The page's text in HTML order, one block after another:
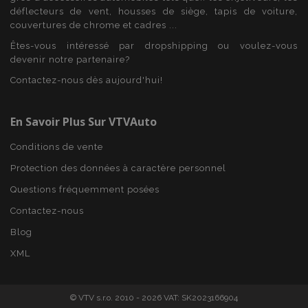
déflecteurs de vent, housses de siège, tapis de voiture,
couvertures de chrome et cadres ...
Êtes-vous intéressé par dropshipping ou voulez-vous
devenir notre partenaire?
Contactez-nous dès aujourd'hui!
En Savoir Plus Sur VTVAuto
Conditions de vente
Protection des données à caractère personnel
Questions fréquemment posées
Contactez-nous
Blog
XML
© VTV s.r.o. 2010 - 2026 VAT: SK2023166904
Nom
Fournisseur/
mage-cache-sessid
Adobe Inc.
www.vtvauto.eu
product_data_storage